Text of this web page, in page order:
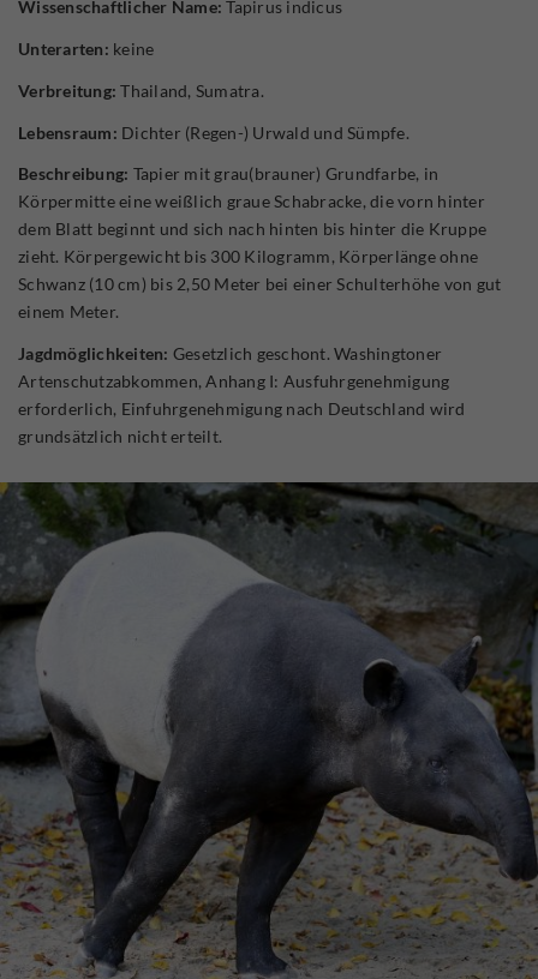
Wissenschaftlicher Name: Tapirus indicus
Unterarten: keine
Verbreitung: Thailand, Sumatra.
Lebensraum: Dichter (Regen-) Urwald und Sümpfe.
Beschreibung: Tapier mit grau(brauner) Grundfarbe, in
Körpermitte eine weißlich graue Schabracke, die vorn hinter
dem Blatt beginnt und sich nach hinten bis hinter die Kruppe
zieht. Körpergewicht bis 300 Kilogramm, Körperlänge ohne
Schwanz (10 cm) bis 2,50 Meter bei einer Schulterhöhe von gut
einem Meter.
Jagdmöglichkeiten: Gesetzlich geschont. Washingtoner
Artenschutzabkommen, Anhang I: Ausfuhrgenehmigung
erforderlich, Einfuhrgenehmigung nach Deutschland wird
grundsätzlich nicht erteilt.